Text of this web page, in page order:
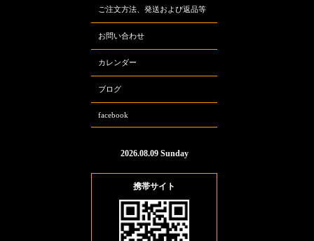
ご注文方法、発送および返品等
お問い合わせ
カレンダー
ブログ
facebook
2026.08.09 Sunday
携帯サイト